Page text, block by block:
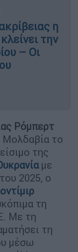
η
την
– Οι
Ρόμπερτ
Μολδαβία το
της
με
2025, ο
τη
Με τη
τη
μέσω